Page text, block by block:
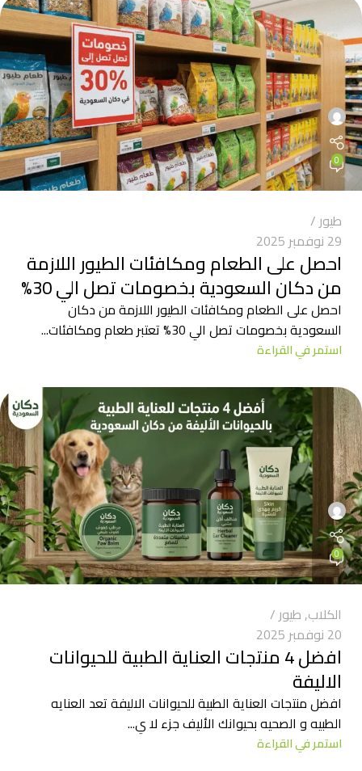
0
طيور
29 نوفمبر 2025
احصل على الطعام ومكافئات الطيور اللازمة
من دكان السعودية بخصومات تصل الي 30%
احصل على الطعام ومكافئات الطيور اللازمة من دكان
السعودية بخصومات تصل الي 30% تعتبر طعام ومكافئات...
استمر في القراءة
0
الكلاب,طيور
20 نوفمبر 2025
افضل 4 منتجات العناية الطبية للحيوانات
الاليفة
افضل منتجات العناية الطبية للحيوانات الاليفة تعد العنايه
الطبيه و الصحيه بحيوانك الأليف جزء لا ي...
استمر في القراءة